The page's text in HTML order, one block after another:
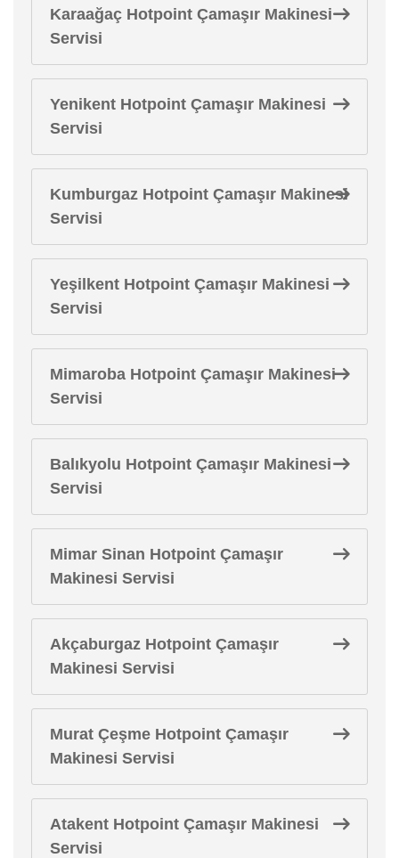
Karaağaç Hotpoint Çamaşır Makinesi
Servisi
Yenikent Hotpoint Çamaşır Makinesi
Servisi
Kumburgaz Hotpoint Çamaşır Makinesi
Servisi
Yeşilkent Hotpoint Çamaşır Makinesi
Servisi
Mimaroba Hotpoint Çamaşır Makinesi
Servisi
Balıkyolu Hotpoint Çamaşır Makinesi
Servisi
Mimar Sinan Hotpoint Çamaşır
Makinesi Servisi
Akçaburgaz Hotpoint Çamaşır
Makinesi Servisi
Murat Çeşme Hotpoint Çamaşır
Makinesi Servisi
Atakent Hotpoint Çamaşır Makinesi
Servisi